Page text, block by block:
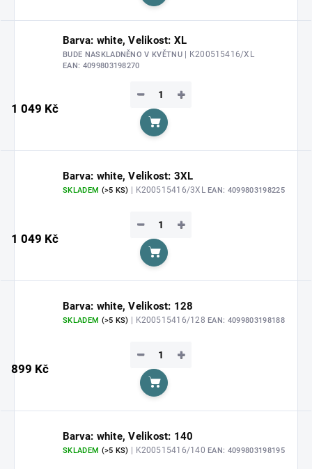
Barva: white, Velikost: XL
BUDE NASKLADNĚNO V KVĚTNU | K200515416/XL
EAN: 4099803198270
1 049 Kč
+
−
Do košíku
Barva: white, Velikost: 3XL
SKLADEM (>5 KS) | K200515416/3XLEAN: 4099803198225
1 049 Kč
+
−
Do košíku
Barva: white, Velikost: 128
SKLADEM (>5 KS) | K200515416/128EAN: 4099803198188
899 Kč
+
−
Do košíku
Barva: white, Velikost: 140
SKLADEM (>5 KS) | K200515416/140EAN: 4099803198195